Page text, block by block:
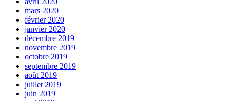
mars 2020
février 2020
janvier 2020
décembre 2019
novembre 2019
octobre 2019
septembre 2019
août 2019
juillet 2019
juin 2019